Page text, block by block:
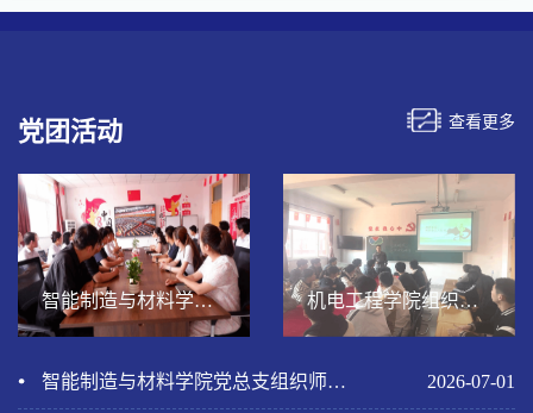
党团活动 查看更多
智能制造与材料学院党总支组织师生集中... 机电工程学院组织学习中央八项规定精神
智能制造与材料学院党总支组织师生集中观看建党105周年大会直... 2026-07-01